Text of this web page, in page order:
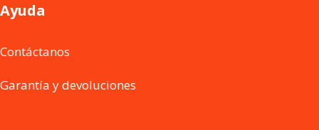
Ayuda
Contáctanos
Garantía y devoluciones